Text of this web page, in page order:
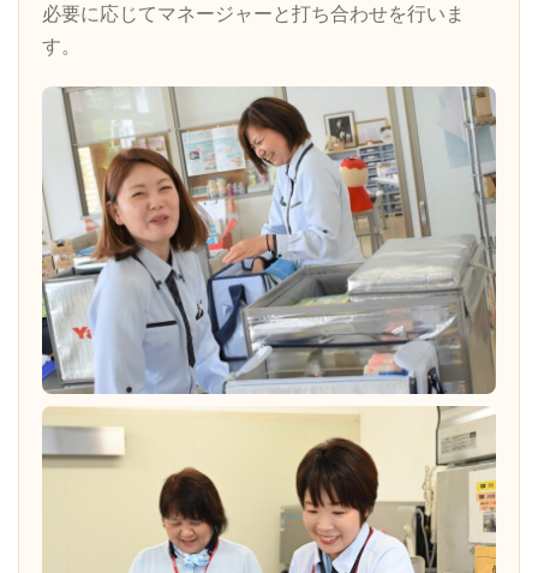
必要に応じてマネージャーと打ち合わせを行いま
す。